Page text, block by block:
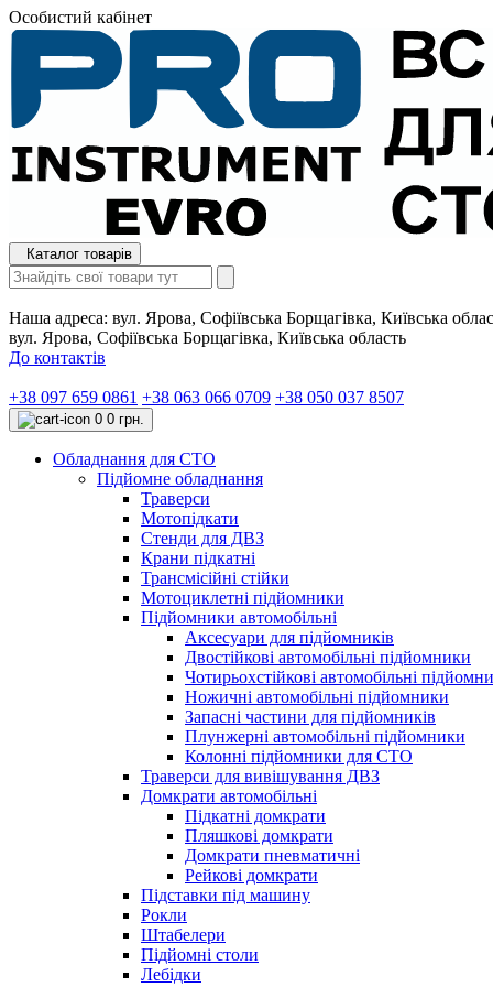
Особистий кабінет
Каталог товарів
Наша адреса: вул. Ярова, Софіївська Борщагівка, Київська
вул. Ярова, Софіївська Борщагівка, Київська область
До контактів
+38 097 659 0861 +38 063 066 0709 +38 050 037 8507
0 0 грн.
Обладнання для СТО
Підйомне обладнання
Траверси
Мотопідкати
Стенди для ДВЗ
Крани підкатні
Трансмісійні стійки
Мотоциклетні підйомники
Підйомники автомобільні
Аксесуари для підйомників
Двостійкові автомобільні підйомники
Чотирьохстійкові автомобільні
Ножичні автомобільні підйомники
Запасні частини для підйомників
Плунжерні автомобільні підйомники
Колонні підйомники для СТО
Траверси для вивішування ДВЗ
Домкрати автомобільні
Підкатні домкрати
Пляшкові домкрати
Домкрати пневматичні
Рейкові домкрати
Підставки під машину
Рокли
Штабелери
Підйомні столи
Лебідки